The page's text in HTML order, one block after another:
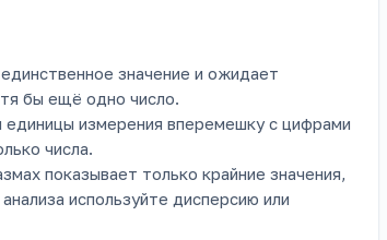
значение и ожидает
бы ещё одно число.
единицы измерения вперемешку с цифрами
числа.
показывает только крайние значения,
используйте дисперсию или